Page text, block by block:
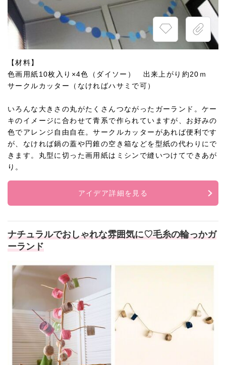
【材料】
色画用紙10枚入り×4色（ダイソー） 出来上がり約20ｍ
サークルカッター（なければハサミで可）
いろんな大きさの丸がたくさんつながったガーランド。ケー
キのイメージに合わせて青系で作られていますが、お好みの
色でアレンジ自由自在。サークルカッターがあれば便利です
が、なければ鍋の蓋や円錐の空き箱などを型紙の代わりにで
きます。丸型に切った画用紙はミシンで縫いつけてできあが
り。
アイデア詳細を見る
ナチュラルでおしゃれな雰囲気に♡毛糸の輪っかガ
ーランド